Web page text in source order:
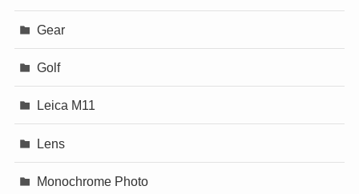
Gear
Golf
Leica M11
Lens
Monochrome Photo